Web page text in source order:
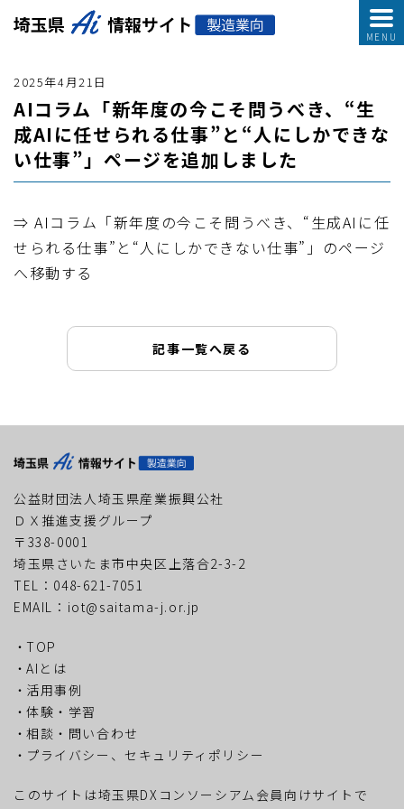
2025年4月21日
AIコラム「新年度の今こそ問うべき、“生
成AIに任せられる仕事”と“人にしかできな
い仕事”」ページを追加しました
⇒ AIコラム「新年度の今こそ問うべき、“生成AIに任
せられる仕事”と“人にしかできない仕事”」のページ
へ移動する
記事一覧へ戻る
公益財団法人埼玉県産業振興公社
ＤＸ推進支援グループ
〒338-0001
埼玉県さいたま市中央区上落合2-3-2
TEL：048-621-7051
EMAIL：iot@saitama-j.or.jp
TOP
AIとは
活用事例
体験・学習
相談・問い合わせ
プライバシー、セキュリティポリシー
このサイトは埼玉県DXコンソーシアム会員向けサイトで